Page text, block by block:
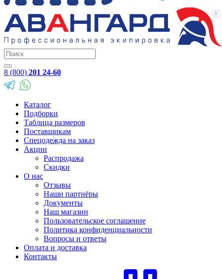
8 (800) 201 24-60
Каталог
Подборки
Таблица размеров
Поставщикам
Спецодежда на заказ
Акции
Распродажа
Скидки
О нас
Отзывы
Наши партнёры
Документы
Наш магазин
Пользовательское соглашение
Политика конфиденциальности
Вопросы и ответы
Оплата и доставка
Контакты